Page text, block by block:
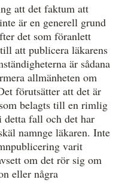
att det faktum att
är en generell grund
det som föranlett
att publicera läkarens
är sådana
allmänheten om
förutsätter att det är
belagts till en rimlig
fall och det har
namnge läkaren. Inte
varit
om det rör sig om
eller några